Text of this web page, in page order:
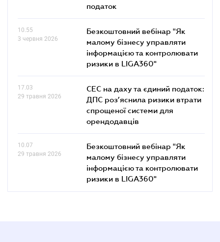
податок
10.55
3 червня 2026
Безкоштовний вебінар "Як
малому бізнесу управляти
інформацією та контролювати
ризики в LIGA360"
17.03
29 травня 2026
СЕС на даху та єдиний податок:
ДПС роз’яснила ризики втрати
спрощеної системи для
орендодавців
10.07
29 травня 2026
Безкоштовний вебінар "Як
малому бізнесу управляти
інформацією та контролювати
ризики в LIGA360"